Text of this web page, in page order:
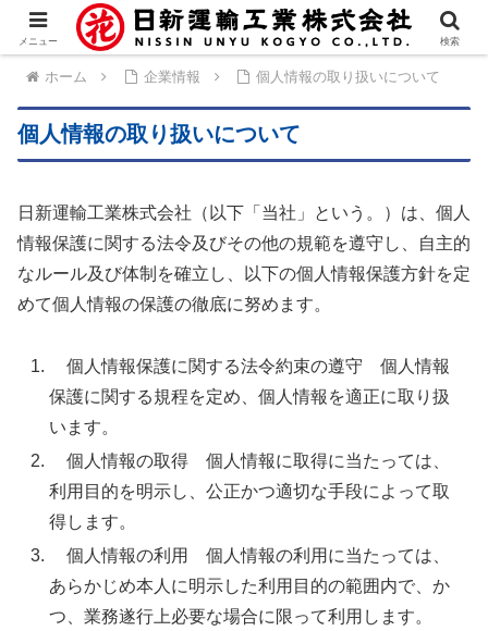
ホーム 企業情報 個人情報の取り扱いについて
個人情報の取り扱いについて
日新運輸工業株式会社（以下「当社」という。）は、個人
情報保護に関する法令及びその他の規範を遵守し、自主的
なルール及び体制を確立し、以下の個人情報保護方針を定
めて個人情報の保護の徹底に努めます。
個人情報保護に関する法令約束の遵守 個人情報
保護に関する規程を定め、個人情報を適正に取り扱
います。
個人情報の取得 個人情報に取得に当たっては、
利用目的を明示し、公正かつ適切な手段によって取
得します。
個人情報の利用 個人情報の利用に当たっては、
あらかじめ本人に明示した利用目的の範囲内で、か
つ、業務遂行上必要な場合に限って利用します。
メニュー 検索